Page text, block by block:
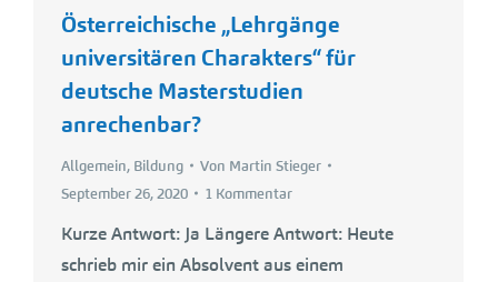
Österreichische „Lehrgänge
universitären Charakters“ für
deutsche Masterstudien
anrechenbar?
Allgemein, Bildung Von Martin Stieger
September 26, 2020
1 Kommentar
Kurze Antwort: Ja Längere Antwort: Heute
schrieb mir ein Absolvent aus einem